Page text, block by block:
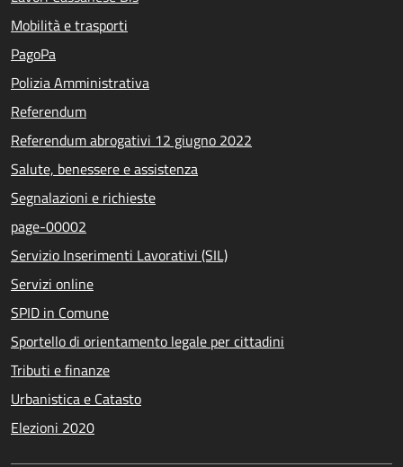
Mobilità e trasporti
PagoPa
Polizia Amministrativa
Referendum
Referendum abrogativi 12 giugno 2022
Salute, benessere e assistenza
Segnalazioni e richieste
page-00002
Servizio Inserimenti Lavorativi (SIL)
Servizi online
SPID in Comune
Sportello di orientamento legale per cittadini
Tributi e finanze
Urbanistica e Catasto
Elezioni 2020